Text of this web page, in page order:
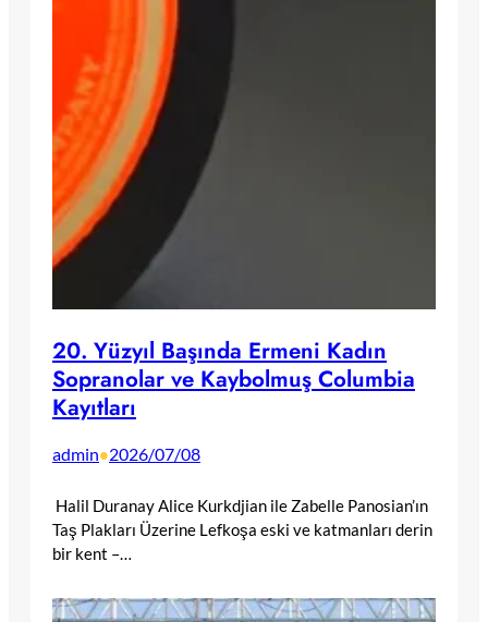
20. Yüzyıl Başında Ermeni Kadın
Sopranolar ve Kaybolmuş Columbia
Kayıtları
admin•2026/07/08
Halil Duranay Alice Kurkdjian ile Zabelle Panosian’ın
Taş Plakları Üzerine Lefkoşa eski ve katmanları derin
bir kent –…